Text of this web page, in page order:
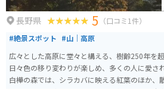
長野県 5 （口コミ1件）
#絶景スポット #山｜高原
広々とした高原に堂々と構える、樹齢250年を
日々色の移り変わりが楽しめ、多くの人に愛さ
白樺の森では、シラカバに映える紅葉のほか、